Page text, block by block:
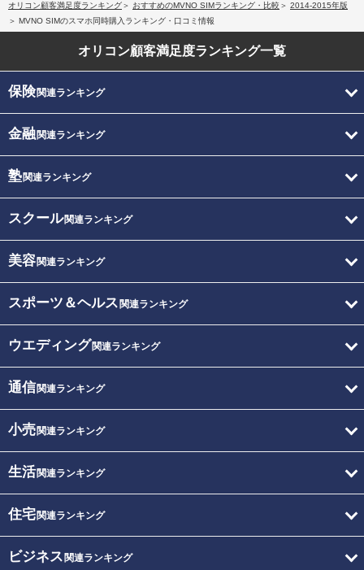
オリコン顧客満足度ランキング おすすめのMVNO SIMランキング・比較
2014-2015年版
MVNO SIMのスマホ同時購入ランキング・口コミ情報
オリコン顧客満足度ランキング一覧
保険関連ランキング
金融関連ランキング
塾関連ランキング
スクール関連ランキング
美容関連ランキング
スポーツ＆ヘルス 関連ランキング
ウエディング関連ランキング
通信関連ランキング
小売関連ランキング
生活関連ランキング
住宅関連ランキング
ビジネス 関連ランキング